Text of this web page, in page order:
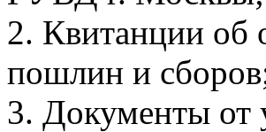
2. Квитанции об
пошлин и
3. Документы от